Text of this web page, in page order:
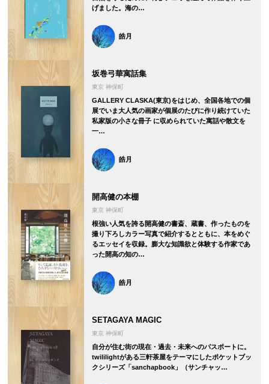
げました。海の…
皓月
坂巻弓華寓話集
東京 神保町
GALLERY CLASKA(東京)をはじめ、全国各地での個
展でいま大人気の画家が個展のたびに作り続けていた
私家版の小さな冊子 に収められていた寓話や散文を
一…
皓月
開高健の本棚
東京 神保町
根強い人気を誇る開高健の書斎、蔵書、作ったものを
撮り下ろしカラー写真で紹介するとともに、本をめぐ
るエッセイを収録。膨大な知識欲と体験する作家であ
った開高の知の…
皓月
SETAGAYA MAGIC
東京 神保町
自分が住む街の現在・過去・未来へのパスポートに。
twililightがある三軒茶屋をテーマにしたポケットブッ
クシリーズ「sanchapbook」（サンチャッ…